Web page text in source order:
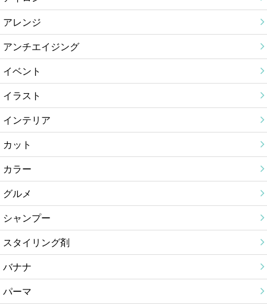
アレンジ
アンチエイジング
イベント
イラスト
インテリア
カット
カラー
グルメ
シャンプー
スタイリング剤
バナナ
パーマ